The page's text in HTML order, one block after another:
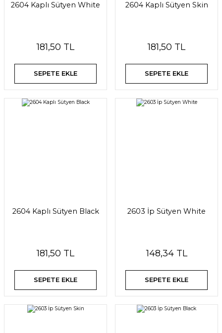
2604 Kaplı Sütyen White
181,50 TL
SEPETE EKLE
2604 Kaplı Sütyen Skin
181,50 TL
SEPETE EKLE
2604 Kaplı Sütyen Black
181,50 TL
SEPETE EKLE
2603 İp Sütyen White
148,34 TL
SEPETE EKLE